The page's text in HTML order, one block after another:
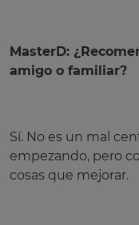
MasterD:
amigo o familiar?
Sí. No es un mal
empezando, pero
cosas que mejorar.